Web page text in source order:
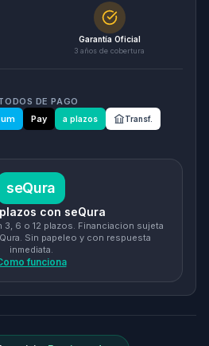
Garantía Oficial
3 años de cobertura
DE PAGO
Pay a plazos Transf.
seQura
con seQura
3, 6 o 12 plazos. Financiacion sujeta
Sin papeleo y con respuesta
inmediata.
funciona